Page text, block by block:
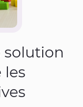
solution